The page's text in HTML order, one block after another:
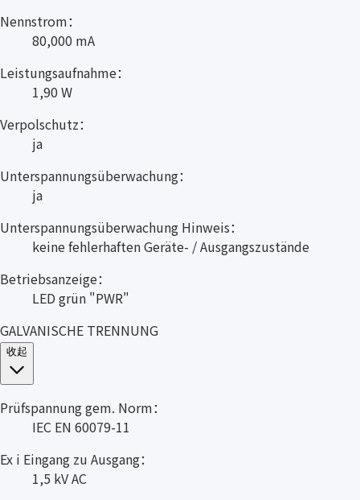
Nennstrom：
80,000 mA
Leistungsaufnahme：
1,90 W
Verpolschutz：
ja
Unterspannungsüberwachung：
ja
Unterspannungsüberwachung Hinweis：
keine fehlerhaften Geräte- / Ausgangszustände
Betriebsanzeige：
LED grün "PWR"
GALVANISCHE TRENNUNG
收起
Prüfspannung gem. Norm：
IEC EN 60079-11
Ex i Eingang zu Ausgang：
1,5 kV AC